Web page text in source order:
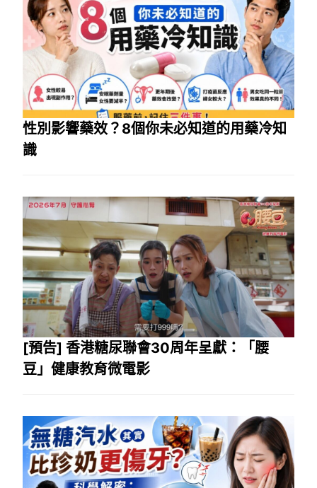
性別影響藥效？8個你未必知道的用藥冷知
識
[預告] 香港糖尿聯會30周年呈獻：「腰
豆」健康教育微電影